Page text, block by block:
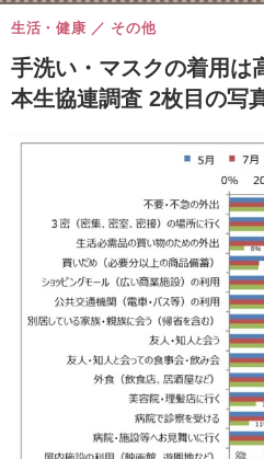
手洗い・マスクの着用は
本生協連調査 2枚目の写
生活・健康 その他